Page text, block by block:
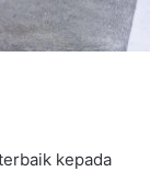
kepada